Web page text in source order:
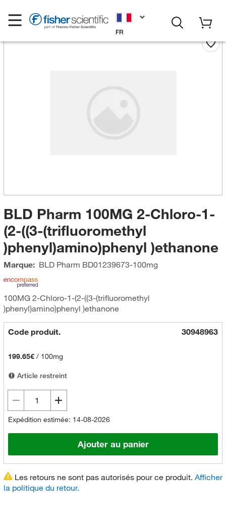
FR
BLD Pharm 100MG 2-Chloro-1-
(2-((3-(trifluoromethyl
)phenyl)amino)phenyl )ethanone
Marque: BLD Pharm BD01239673-100mg
100MG 2-Chloro-1-(2-((3-(trifluoromethyl
)phenyl)amino)phenyl )ethanone
Code produit. 30948963
199.65€/ 100mg
Article restreint
Expédition estimée: 14-08-2026
Ajouter au panier
Les retours ne sont pas autorisés pour ce produit. Afficher
la politique du retour.